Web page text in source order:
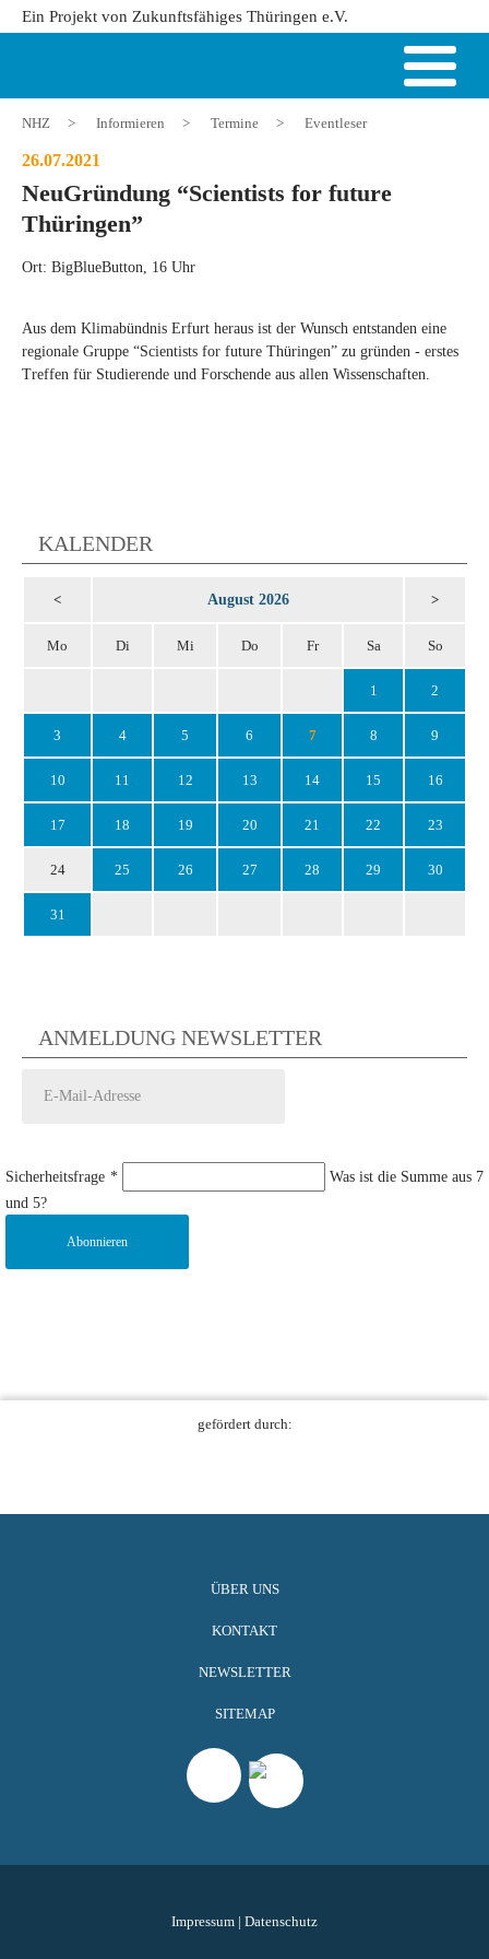
Ein Projekt von Zukunftsfähiges Thüringen e.V.
NHZ > Informieren > Termine > Eventleser
26.07.2021
NeuGründung “Scientists for future
Thüringen”
Ort: BigBlueButton, 16 Uhr
Aus dem Klimabündnis Erfurt heraus ist der Wunsch entstanden eine
regionale Gruppe “Scientists for future Thüringen” zu gründen - erstes
Treffen für Studierende und Forschende aus allen Wissenschaften.
KALENDER
< August 2026 >
Mo Di Mi Do Fr Sa So
1 2
3 4 5 6 7 8 9
10 11 12 13 14 15 16
17 18 19 20 21 22 23
24 25 26 27 28 29 30
31
ANMELDUNG NEWSLETTER
Sicherheitsfrage *
Was ist die Summe aus 7
und 5?
Abonnieren
gefördert durch:
ÜBER UNS
KONTAKT
NEWSLETTER
SITEMAP
Impressum | Datenschutz